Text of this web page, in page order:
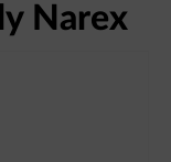
Narex